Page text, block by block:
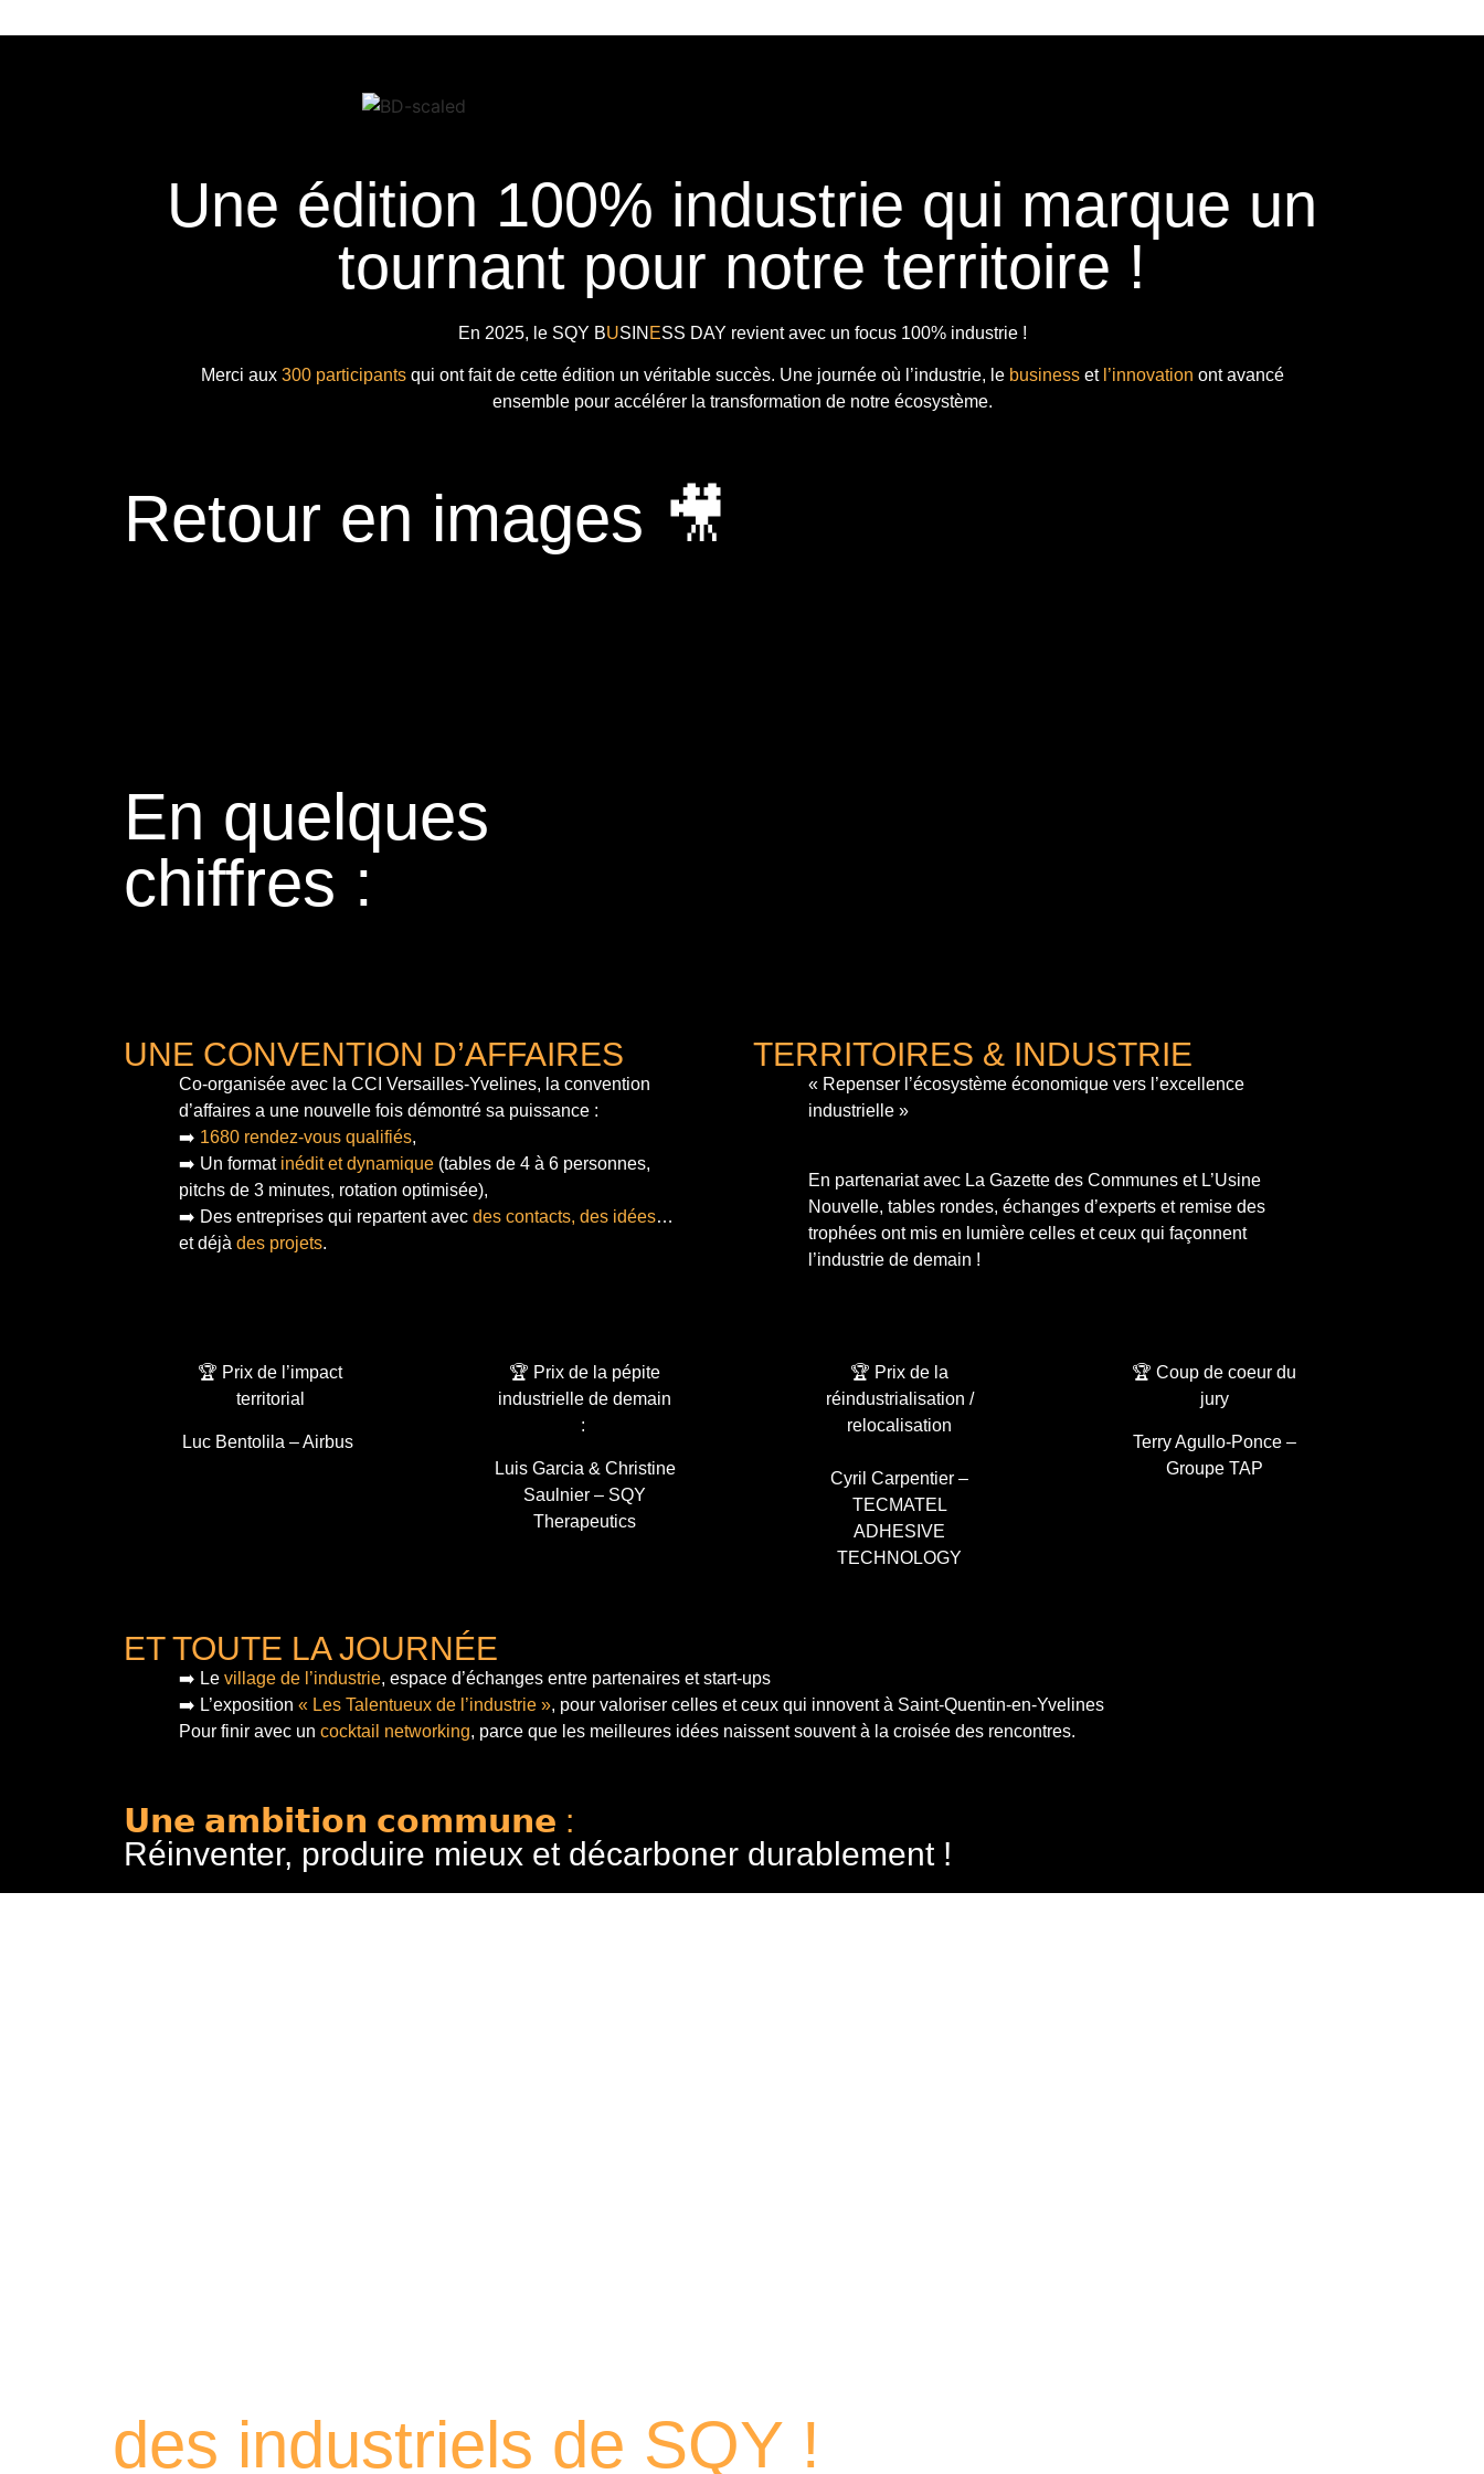
Une édition 100% industrie qui marque un
tournant pour notre territoire !
En 2025, le SQY BUSIN ESS DAY revient avec un focus 100% industrie !
Merci aux 300 participantsqui ont fait de cette édition un véritable succès. Une journée où l’industrie, le businesset l’innovation ont avancé
ensemble pour accélérer la transformation de notre écosystème.
Retour en images 🎥
En quelques
chiffres :
UNE CONVENTION D’AFFAIRES
Co-organisée avec la CCI Versailles-Yvelines, la convention
d’affaires a une nouvelle fois démontré sa puissance :
➡️ 1680 rendez-vous qualifiés,
➡️ Un format inédit et dynamique (tables de 4 à 6 personnes,
pitchs de 3 minutes, rotation optimisée),
➡️ Des entreprises qui repartent avec des contacts, des idées…
et déjà des projets.
TERRITOIRES & INDUSTRIE
« Repenser l’écosystème économique vers l’excellence
industrielle »
En partenariat avec La Gazette des Communes et L’Usine
Nouvelle, tables rondes, échanges d’experts et remise des
trophées ont mis en lumière celles et ceux qui façonnent
l’industrie de demain !
🏆 Prix de l’impact
territorial
Luc Bentolila – Airbus
🏆 Prix de la pépite
industrielle de demain
:
Luis Garcia & Christine
Saulnier – SQY
Therapeutics
🏆 Prix de la
réindustrialisation /
relocalisation
Cyril Carpentier –
TECMATEL
ADHESIVE
TECHNOLOGY
🏆 Coup de coeur du
jury
Terry Agullo-Ponce –
Groupe TAP
ET TOUTE LA JOURNÉE
➡️ Le village de l’industrie, espace d’échanges entre partenaires et start-ups
➡️ L’exposition « Les Talentueux de l’industrie », pour valoriser celles et ceux qui innovent à Saint-Quentin-en-Yvelines
Pour finir avec un cocktail networking, parce que les meilleures idées naissent souvent à la croisée des rencontres.
𝗨𝗻𝗲 𝗮𝗺𝗯𝗶𝘁𝗶𝗼𝗻 𝗰𝗼𝗺𝗺𝘂𝗻𝗲 :
Réinventer, produire mieux et décarboner durablement !
des industriels de SQY !